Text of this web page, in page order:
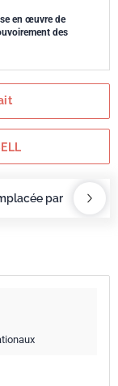
en œuvre de
des
par